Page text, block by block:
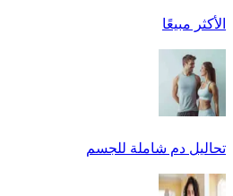
الأكثر مبيعًا
تحاليل دم شاملة للجسم